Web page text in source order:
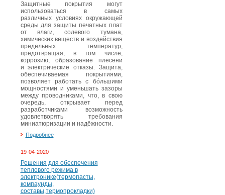
Защитные покрытия могут
использоваться в самых
различных условиях окружающей
среды для защиты печатных плат
от влаги, солевого тумана,
химических веществ и воздействия
предельных температур,
предотвращая, в том числе,
коррозию, образование плесени
и электрические отказы. Защита,
обеспечиваемая покрытиями,
позволяет работать с бóльшими
мощностями и уменьшать зазоры
между проводниками, что, в свою
очередь, открывает перед
разработчиками возможность
удовлетворять требования
миниатюризации и надёжности.
Подробнее
19-04-2020
Решения для обеспечения
теплового режима в
электронике(термопасты,
компаунды,
составы,термопрокладки)